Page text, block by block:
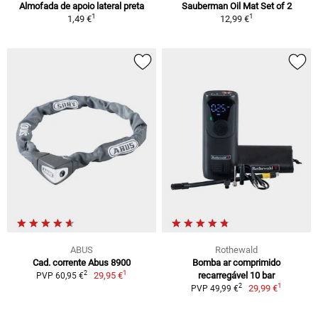
Almofada de apoio lateral preta
1,49 €1
Sauberman Oil Mat Set of 2
12,99 €1
ABUS
Cad. corrente Abus 8900
PVP 60,95 €2 29,95 €1
Rothewald
Bomba ar comprimido
recarregável 10 bar
PVP 49,99 €2 29,99 €1